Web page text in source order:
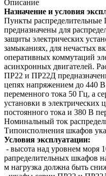
Описание
Назначение и условия
Пункты
предназначены для
защиты электрических
замыканиях, для нечастых
оперативных коммутаций
асинхронных двигателей.
ПР22 и ПР22Д
цепях напряжением до 440
переменного тока 50 Гц, а
установки в электрических
постоянного тока и 380 В
Номинальный ток
Типоисполнения шкафов
Условия эксплуатации:
- высота над уровнем моря
рапределительных шкафов
м нагрузка должна быть